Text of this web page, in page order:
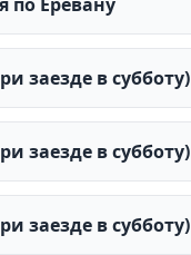
заезде в субботу)
заезде в субботу)
заезде в субботу)